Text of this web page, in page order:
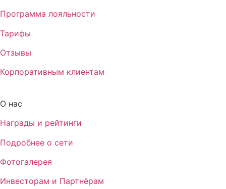
Программа лояльности
Тарифы
Отзывы
Корпоративным клиентам
О нас
Награды и рейтинги
Подробнее о сети
Фотогалерея
Инвесторам и Партнёрам